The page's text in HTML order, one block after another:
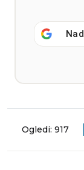
Ogledi: 917